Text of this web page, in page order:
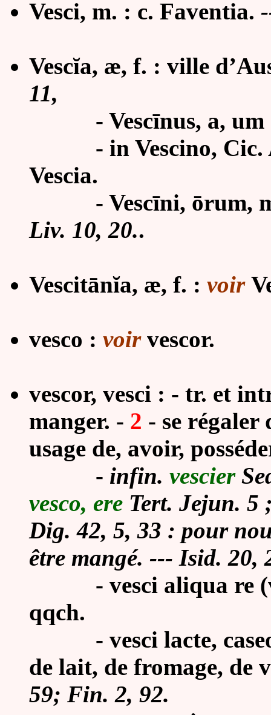
Vesci, m. : c. Faventia.
Vescĭa, æ, f. : ville
11,
- Vescīnus, a,
- in Vescino,
Vescia.
- Vescīni, ōrum,
Liv. 10, 20..
Vescitānĭa, æ, f. : voir
vesco : voirvescor.
vescor, vesci : - tr. et
manger. - 2 - se régaler
usage de, avoir,
- infin. vescier
vesco, ere Tert. Jejun. 5
Dig. 42, 5, 33 : pour
être mangé. --- Isid. 20,
- vesci aliqua re
qqch.
- vesci lacte,
de lait, de fromage, de
59; Fin. 2, 92.